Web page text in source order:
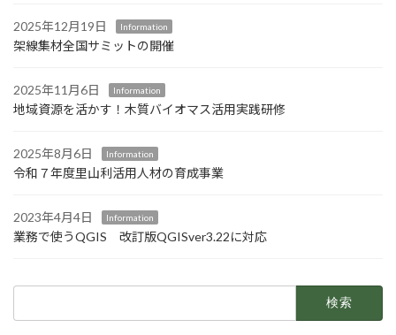
2025年12月19日 Information
架線集材全国サミットの開催
2025年11月6日 Information
地域資源を活かす！木質バイオマス活用実践研修
2025年8月6日 Information
令和７年度里山利活用人材の育成事業
2023年4月4日 Information
業務で使うQGIS 改訂版QGISver3.22に対応